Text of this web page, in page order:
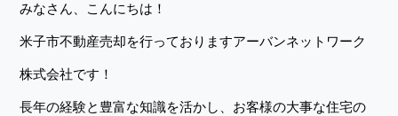
みなさん、こんにちは！
米子市不動産売却を行っておりますアーバンネットワーク
株式会社です！
長年の経験と豊富な知識を活かし、お客様の大事な住宅の